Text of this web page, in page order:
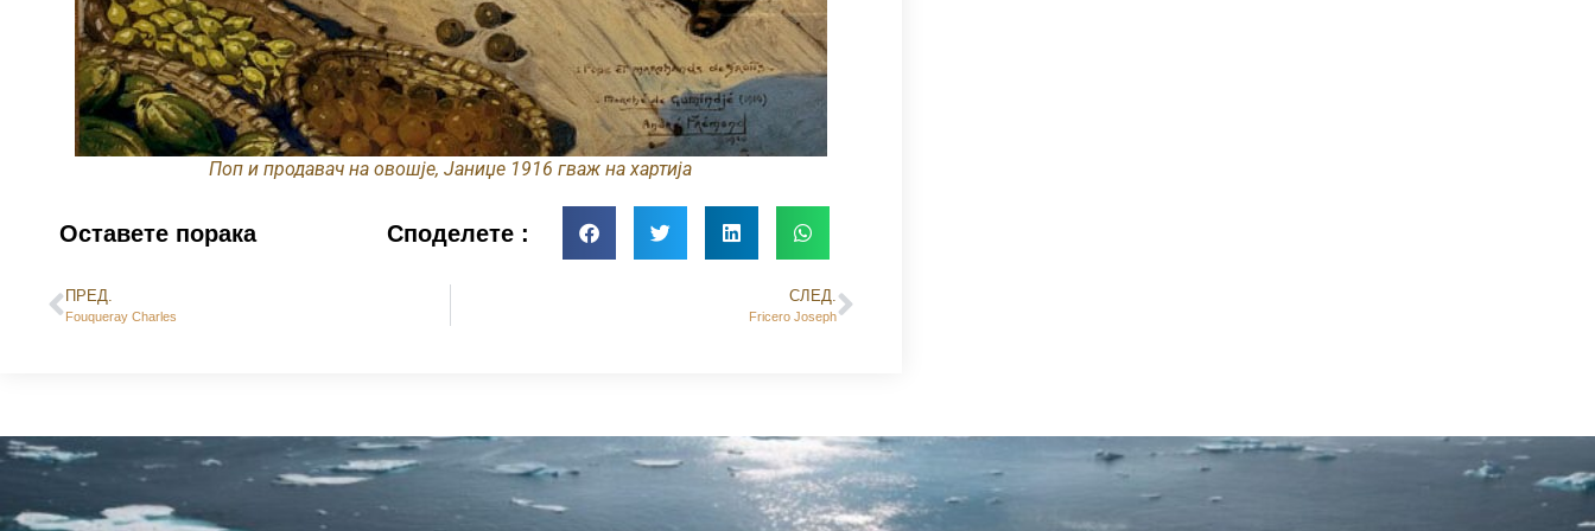
Поп и продавач на овошје, Јаниџе 1916 гваж на хартија
Оставете порака Споделете :
ПРЕД.
Fouqueray Charles
СЛЕД.
Fricero Joseph